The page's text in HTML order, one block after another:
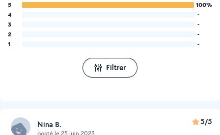
5
100%
4
-
3
-
2
-
1
-
Filtrer
Nina B.
posté le 25 juin 2023
5/5